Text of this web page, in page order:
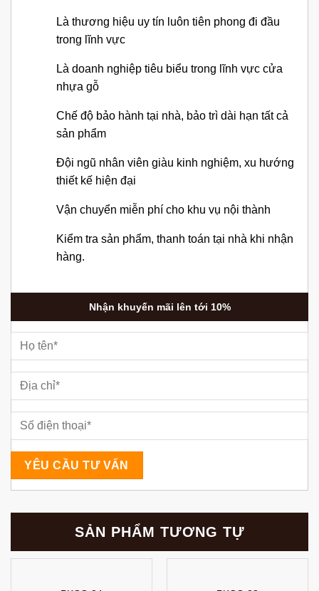
Là thương hiệu uy tín luôn tiên phong đi đầu
trong lĩnh vực
Là doanh nghiệp tiêu biểu trong lĩnh vực cửa
nhựa gỗ
Chế độ bảo hành tại nhà, bảo trì dài hạn tất cả
sản phẩm
Đội ngũ nhân viên giàu kinh nghiệm, xu hướng
thiết kế hiện đại
Vận chuyển miễn phí cho khu vụ nội thành
Kiểm tra sản phẩm, thanh toán tại nhà khi nhận
hàng.
Nhận khuyến mãi lên tới 10%
SẢN PHẨM TƯƠNG TỰ